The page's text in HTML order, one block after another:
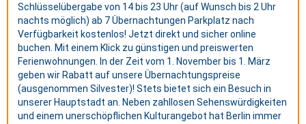
Schlüsselübergabe von 14 bis 23 Uhr (auf Wunsch bis 2 Uhr
nachts möglich) ab 7 Übernachtungen Parkplatz nach
Verfügbarkeit kostenlos! Jetzt direkt und sicher online
buchen. Mit einem Klick zu günstigen und preiswerten
Ferienwohnungen. In der Zeit vom 1. November bis 1. März
geben wir Rabatt auf unsere Übernachtungspreise
(ausgenommen Silvester)! Stets bietet sich ein Besuch in
unserer Hauptstadt an. Neben zahllosen Sehenswürdigkeiten
und einem unerschöpflichen Kulturangebot hat Berlin immer